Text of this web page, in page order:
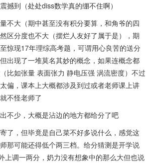
撼到（处处diss数学真的绷不住啊）
不大（期中甚至没有积分要算，和角爷的四
区分度也不大（摆烂人友好了属于是），期
惊现17年理综高考题，可谓用心良苦的送分
但出现了一堆莫名其妙的概念，如果连概念都
比如张量 表面张力 静电压强 涡流密度）不过
偏，课本上大概都涉及到过或者老师课上讲
不怪老师了
不少，大概是沾边的地方都给分了吧
了，但毕竟是自己菜不好多说什么，感觉这
那可能还得低个两三档。给分猜测是开学说
上调一两分，奶力没有想象中的那么大但也说